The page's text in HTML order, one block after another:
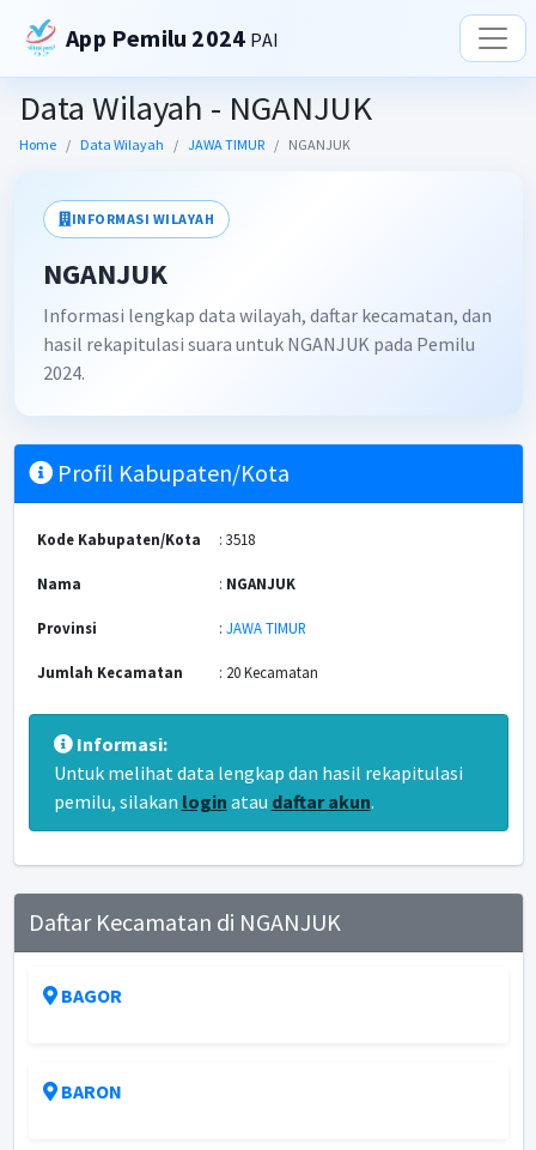
App Pemilu 2024 PAI
Data Wilayah - NGANJUK
Home Data Wilayah JAWA TIMUR NGANJUK
INFORMASI WILAYAH
NGANJUK
Informasi lengkap data wilayah, daftar kecamatan, dan
hasil rekapitulasi suara untuk NGANJUK pada Pemilu
2024.
Profil Kabupaten/Kota
Kode Kabupaten/Kota : 3518
Nama : NGANJUK
Provinsi : JAWA TIMUR
Jumlah Kecamatan : 20 Kecamatan
Informasi:
Untuk melihat data lengkap dan hasil rekapitulasi
pemilu, silakan login atau daftar akun.
Daftar Kecamatan di NGANJUK
BAGOR
BARON